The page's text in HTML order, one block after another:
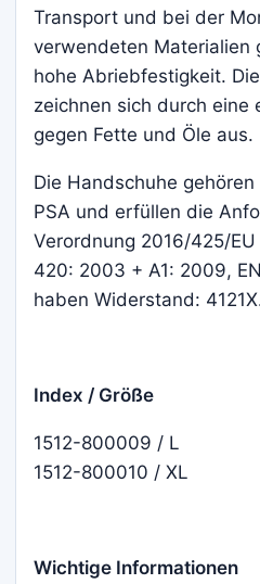
Transport und bei der
verwendeten Materialien
hohe Abriebfestigkeit.
zeichnen sich durch eine
gegen Fette und Öle aus.
Die Handschuhe
PSA und erfüllen die
Verordnung 2016/425/
420: 2003 + A1: 2009,
haben Widerstand:
Index / Größe
1512-800009 / L
1512-800010 / XL
Wichtige Informationen